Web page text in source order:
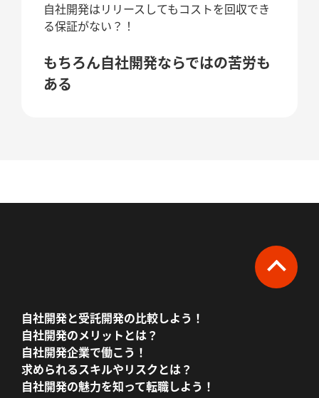
自社開発はリリースしてもコストを回収でき
る保証がない？！
もちろん自社開発ならではの苦労も
ある
自社開発と受託開発の比較しよう！
自社開発のメリットとは？
自社開発企業で働こう！
求められるスキルやリスクとは？
自社開発の魅力を知って転職しよう！